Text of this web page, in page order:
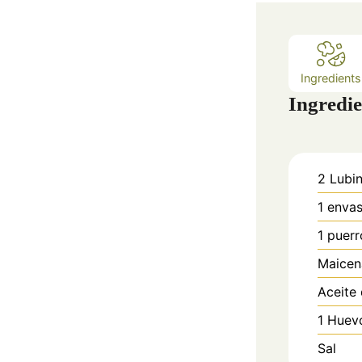
Ingredients
2
1
1
Aceite
1
Sal